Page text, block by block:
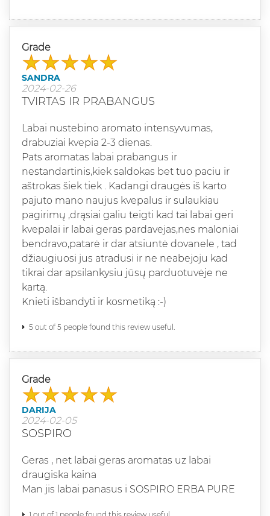
Grade
SANDRA
2024-02-26
TVIRTAS IR PRABANGUS
Labai nustebino aromato intensyvumas,
drabuziai kvepia 2-3 dienas.
Pats aromatas labai prabangus ir
nestandartinis,kiek saldokas bet tuo paciu ir
aštrokas šiek tiek . Kadangi draugės iš karto
pajuto mano naujus kvepalus ir sulaukiau
pagirimų ,drąsiai galiu teigti kad tai labai geri
kvepalai ir labai geras pardavejas,nes maloniai
bendravo,patarė ir dar atsiuntė dovanele , tad
džiaugiuosi jus atradusi ir ne neabejoju kad
tikrai dar apsilankysiu jūsų parduotuvėje ne
kartą.
Knieti išbandyti ir kosmetiką :-)
5 out of 5 people found this review useful.
Grade
DARIJA
2024-02-05
SOSPIRO
Geras , net labai geras aromatas uz labai
draugiska kaina
Man jis labai panasus i SOSPIRO ERBA PURE